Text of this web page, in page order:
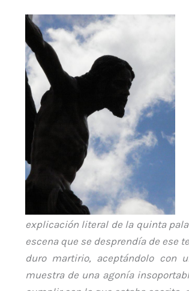
explicación literal de la quinta
escena que se desprendía de ese
duro martirio, aceptándolo con
muestra de una agonía